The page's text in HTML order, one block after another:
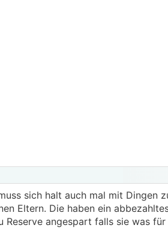
sich halt auch mal mit Dingen
Eltern. Die haben ein
Reserve angespart falls sie was